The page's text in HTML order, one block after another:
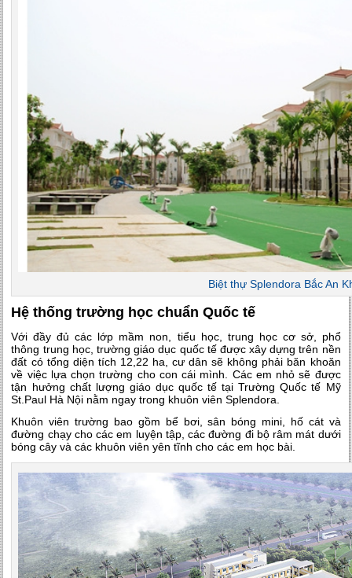
Biệt thự Splendora Bắc An
Hệ thống trường học chuẩn Quốc tế
Với đầy đủ các lớp mầm non, tiểu học, trung học cơ sở, phổ
thông trung học, trường giáo dục quốc tế được xây dựng trên nền
đất có tổng diện tích 12,22 ha, cư dân sẽ không phải băn khoăn
về việc lựa chọn trường cho con cái mình. Các em nhỏ sẽ được
tận hưởng chất lượng giáo dục quốc tế tại Trường Quốc tế Mỹ
St.Paul Hà Nội nằm ngay trong khuôn viên Splendora.
Khuôn viên trường bao gồm bể bơi, sân bóng mini, hố cát và
đường chạy cho các em luyện tập, các đường đi bộ râm mát dưới
bóng cây và các khuôn viên yên tĩnh cho các em học bài.